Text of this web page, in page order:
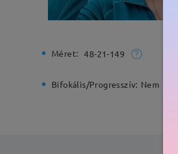
Méret: 48-21-149
Bifokális/Progresszív: Nem